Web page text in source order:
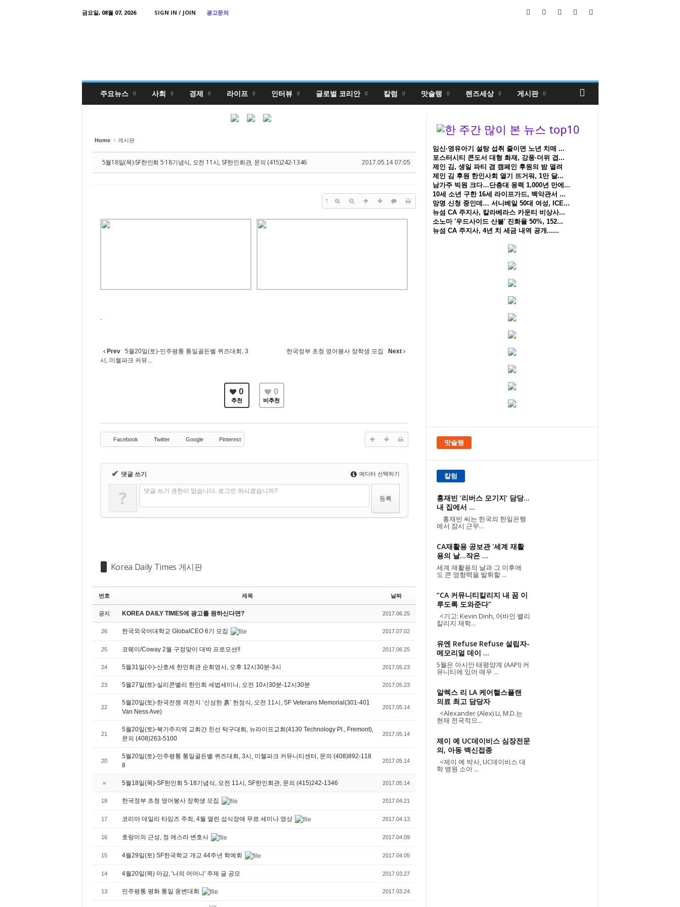
금요일, 08월 07, 2026 SIGN IN / JOIN
광고문의
y
e
주요뉴스 사회 경제 라이프 인터뷰 글로벌 코리안 칼럼 맛슐랭 렌즈세상 게시판
Home 게시판
2017.05.14 07:05
5월18일(목)-SF한인회 5·18기념식, 오전 11시, SF한인회관, 문의 (415)242-1346
?
.
Prev
5월20일(토)-민주평통 통일골든벨 퀴즈대회, 3
시, 미첼파크 커뮤...
한국정부 초청 영어봉사 장학생 모집 Next
0
추천
0
비추천
Facebook Twitter Google Pinterest
✔ 댓글 쓰기 에디터 선택하기
? 댓글 쓰기 권한이 없습니다. 로그인 하시겠습니까?
Korea Daily Times 게시판
번호 제목 날짜
공지 KOREA DAILY TIMES에 광고를 원하신다면? 2017.06.25
26 한국외국어대학교 GlobalCEO 6기 모집 2017.07.02
25 코웨이/Coway 2월 구정맞이 대박 프로모션!! 2017.06.25
24 5월31일(수)-산호세 한인회관 순회영사, 오후 12시30분-3시 2017.05.23
23 5월27일(토)-실리콘밸리 한인회 세법세미나, 오전 10시30분-12시30분 2017.05.23
22
5월20일(토)-한국전쟁 격전지 ‘신성한 흙’ 헌정식, 오전 11시, SF Veterans Memorial(301-401
Van Ness Ave)
2017.05.14
21
5월20일(토)-북가주지역 교회간 친선 탁구대회, 뉴라이프교회(4130 Technology Pl., Fremont),
문의 (408)263-5100
2017.05.14
20
5월20일(토)-민주평통 통일골든벨 퀴즈대회, 3시, 미첼파크 커뮤니티센터, 문의 (408)892-118
8
2017.05.14
» 5월18일(목)-SF한인회 5·18기념식, 오전 11시, SF한인회관, 문의 (415)242-1346 2017.05.14
18 한국정부 초청 영어봉사 장학생 모집 2017.04.21
17 코리아 데일리 타임즈 주최, 4월 열린 섭식장애 무료 세미나 영상 2017.04.13
16 호랑이의 근성, 정 에스라 변호사 2017.04.09
15 4월29일(토) SF한국학교 개교 44주년 학예회 2017.04.05
14 4월20일(목) 마감, '나의 어머니' 주제 글 공모 2017.03.27
13 민주평통 평화 통일 웅변대회 2017.03.24
임신·영유아기 설탕 섭취 줄이면 노년 치매 ...
포스터시티 콘도서 대형 화재, 강풍·더위 겹...
제인 김, 생일 파티 겸 캠페인 후원의 밤 열려
제인 김 후원 한인사회 열기 뜨거워, 1만 달...
남가주 빅원 크다…단층대 응력 1,000년 만에...
10세 소년 구한 16세 라이프가드, 백악관서 ...
망명 신청 중인데… 서니베일 50대 여성, ICE...
뉴섬 CA 주지사, 칼라베라스 카운티 비상사...
소노마 '우드사이드 산불' 진화율 50%, 152...
뉴섬 CA 주지사, 4년 치 세금 내역 공개......
맛슐랭
칼럼
홍재빈 ‘리버스 모기지’ 담당...
내 집에서 ...
홍재빈 씨는 한국의 한일은행
에서 잠시 근무...
CA재활용 공보관 '세계 재활
용의 날...작은 ...
세계 재활용의 날과 그 이후에
도 큰 영향력을 발휘할 ...
“CA 커뮤니티칼리지 내 꿈 이
루도록 도와준다”
<기고: Kevin Dinh, 어바인 밸리
칼리지 재학...
유엔 Refuse Refuse 설립자-
메모리얼 데이 ...
5월은 아시안 태평양계 (AAPI) 커
뮤니티에 있어 매우 ...
알렉스 리 LA 케어핼스플랜
의료 최고 담당자
<Alexander (Alex) Li, M.D.는
현재 전국적으...
제이 예 UC데이비스 심장전문
의, 아동 백신접종
<제이 예 박사, UC데이비스 대
학 병원 소아 ...
스케치북5